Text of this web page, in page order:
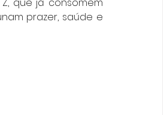
que já consomem
prazer, saúde e